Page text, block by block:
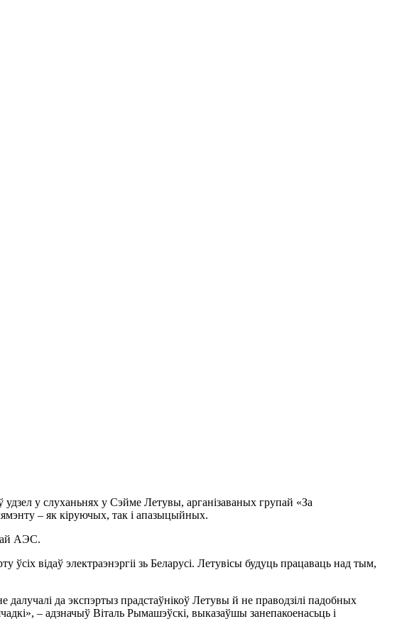
у слуханьнях у Сэйме Летувы, арганізаваных групай «За
– як кіруючых, так і апазыцыйных.
АЭС.
відаў электраэнэргіі зь Беларусі. Летувісы будуць працаваць над тым,
далучалі да экспэртыз прадстаўнікоў Летувы й не праводзілі падобных
– адзначыў Віталь Рымашэўскі, выказаўшы занепакоенасьць і